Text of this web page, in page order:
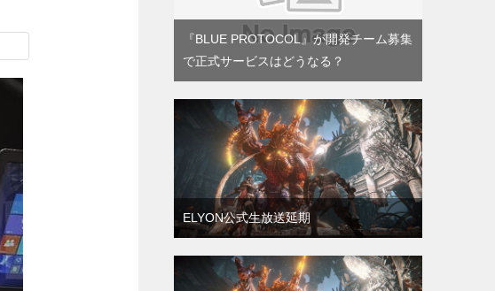
『BLUE PROTOCOL』が開発チーム募集
で正式サービスはどうなる？
ELYON公式生放送延期